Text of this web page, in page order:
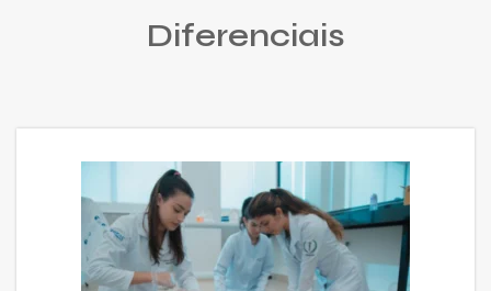
Diferenciais